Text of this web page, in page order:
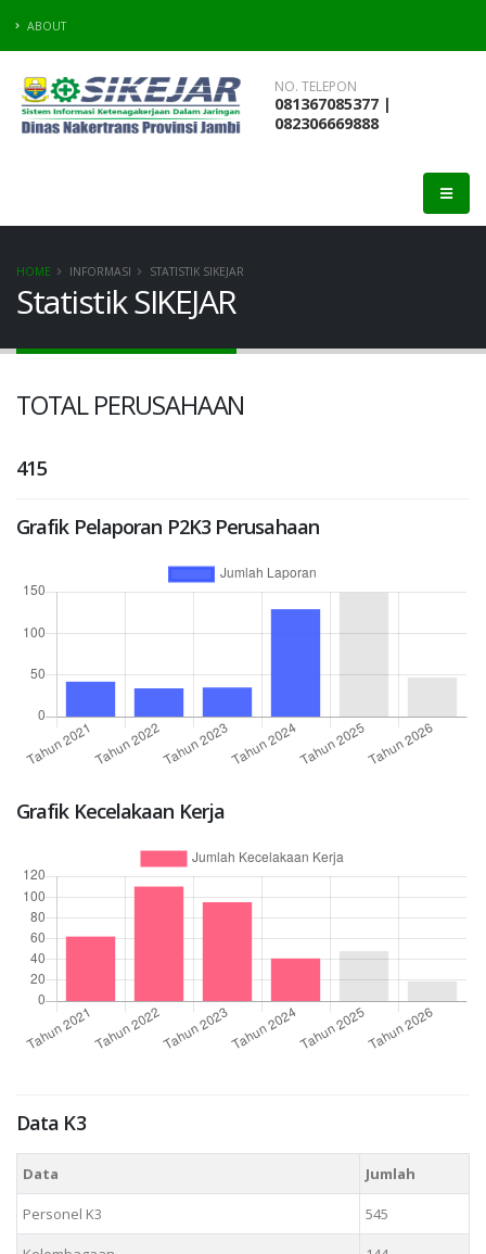
ABOUT
NO. TELEPON
081367085377 |
082306669888
HOME INFORMASI STATISTIK SIKEJAR
Statistik SIKEJAR
TOTAL PERUSAHAAN
415
Grafik Pelaporan P2K3 Perusahaan
Grafik Kecelakaan Kerja
Data K3
Data Jumlah
Personel K3 545